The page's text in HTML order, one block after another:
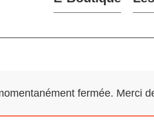
fermée. Merci